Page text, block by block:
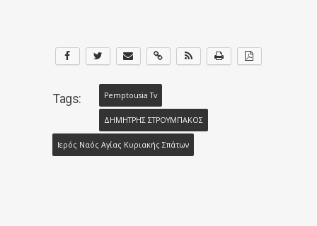
Tags: Pemptousia Tv
ΔΗΜΗΤΡΗΣ ΣΤΡΟΥΜΠΑΚΟΣ
Ιερός Ναός Αγίας Κυριακής Σπάτων